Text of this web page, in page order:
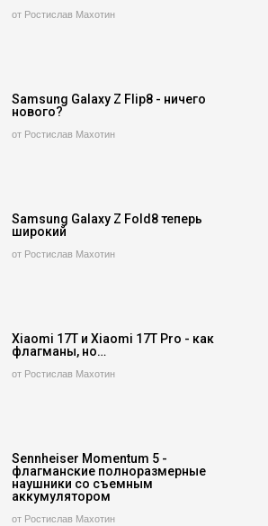
от Ростислав Махотин
Samsung Galaxy Z Flip8 - ничего
нового?
от Ростислав Махотин
Samsung Galaxy Z Fold8 теперь
широкий
от Ростислав Махотин
Xiaomi 17T и Xiaomi 17T Pro - как
флагманы, но…
от Ростислав Махотин
Sennheiser Momentum 5 -
флагманские полноразмерные
наушники со съемным
аккумулятором
от Ростислав Махотин